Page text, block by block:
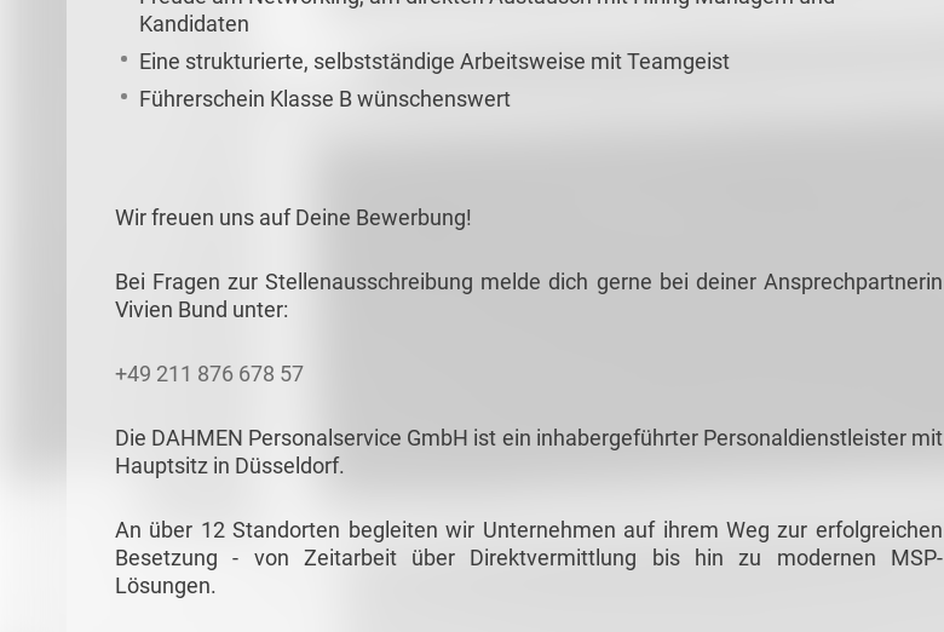
Kandidaten
Eine strukturierte, selbstständige Arbeitsweise mit Teamgeist
Führerschein Klasse B wünschenswert
Wir freuen uns auf Deine Bewerbung!
Bei Fragen zur Stellenausschreibung melde dich gerne bei deiner Ansprechpartnerin
Vivien Bund unter:
+49 211 876 678 57
Die DAHMEN Personalservice GmbH ist ein inhabergeführter Personaldienstleister mit
Hauptsitz in Düsseldorf.
An über 12 Standorten begleiten wir Unternehmen auf ihrem Weg zur erfolgreichen
Besetzung - von Zeitarbeit über Direktvermittlung bis hin zu modernen MSP-
Lösungen.